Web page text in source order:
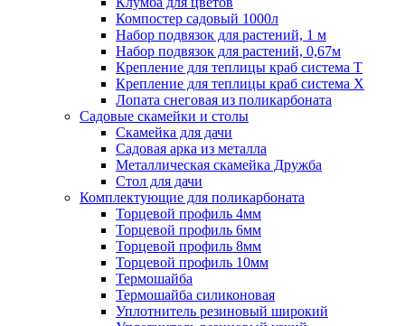
Компостер садовый 1000л
Набор подвязок для растений, 1 м
Набор подвязок для растений, 0,67м
Крепление для теплицы краб система Т
Крепление для теплицы краб система Х
Лопата снеговая из поликарбоната
Садовые скамейки и столы
Скамейка для дачи
Садовая арка из металла
Металлическая скамейка Дружба
Стол для дачи
Комплектующие для поликарбоната
Торцевой профиль 4мм
Торцевой профиль 6мм
Торцевой профиль 8мм
Торцевой профиль 10мм
Термошайба
Термошайба силиконовая
Уплотнитель резиновый широкий